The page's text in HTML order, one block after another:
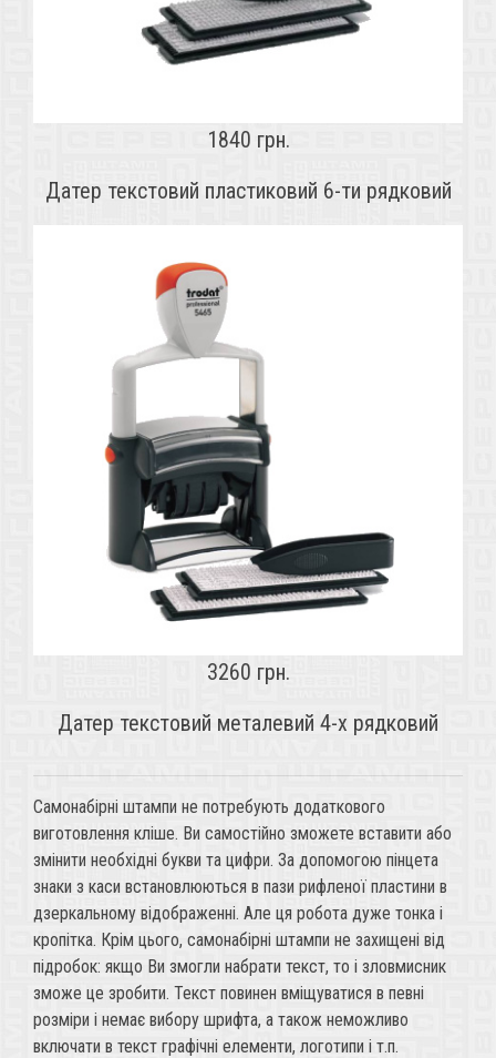
1840 грн.
Датер текстовий пластиковий 6-ти рядковий
3260 грн.
Датер текстовий металевий 4-х рядковий
Самонабірні штампи не потребують додаткового
виготовлення кліше. Ви самостійно зможете вставити або
змінити необхідні букви та цифри. За допомогою пінцета
знаки з каси встановлюються в пази рифленої пластини в
дзеркальному відображенні. Але ця робота дуже тонка і
кропітка. Крім цього, самонабірні штампи не захищені від
підробок: якщо Ви змогли набрати текст, то і зловмисник
зможе це зробити. Текст повинен вміщуватися в певні
розміри і немає вибору шрифта, а також неможливо
включати в текст графічні елементи, логотипи і т.п.